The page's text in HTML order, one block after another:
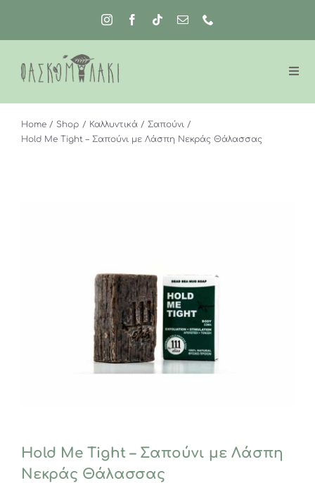
περιεχόμενο
Home Shop Καλλυντικά
Σαπούνι
Hold Me Tight – Σαπούνι με Λάσπη Νεκράς Θάλασσας
Hold Me Tight – Σαπούνι με Λάσπη
Νεκράς Θάλασσας